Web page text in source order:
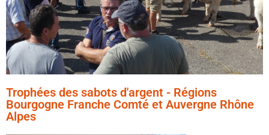
Trophées des sabots d'argent - Régions
Bourgogne Franche Comté et Auvergne Rhône
Alpes